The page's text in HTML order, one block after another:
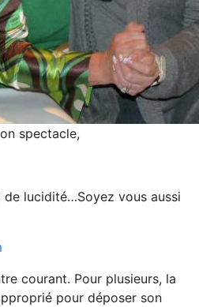
spectacle,
de lucidité…Soyez vous aussi
courant. Pour plusieurs, la
pour déposer son